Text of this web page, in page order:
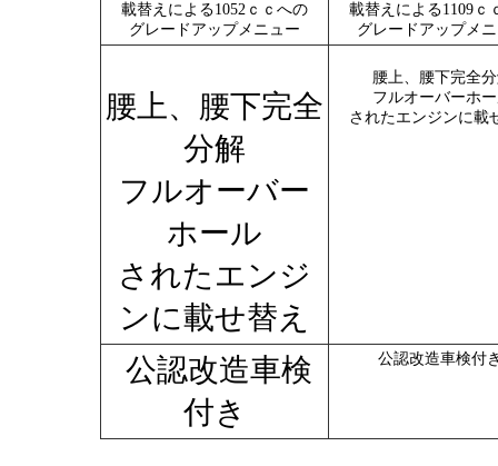
載替えによる1052ｃｃへの
グレードアップメニュー
載替えによる1109ｃ
グレードアップメ
腰上、腰下完全
分解
フルオーバー
ホール
されたエンジ
ンに載せ替え
腰上、腰下完全
フルオーバーホ
されたエンジンに載
公認改造車検
付き
公認改造車検付